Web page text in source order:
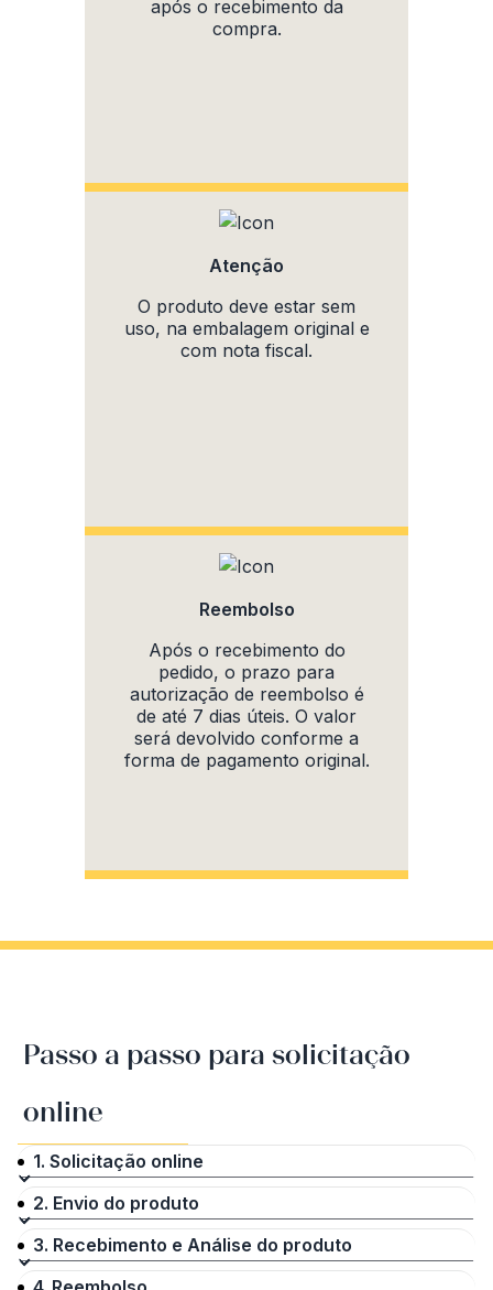
após o recebimento da
compra.
Atenção
O produto deve estar sem
uso, na embalagem original e
com nota fiscal.
Reembolso
Após o recebimento do
pedido, o prazo para
autorização de reembolso é
de até 7 dias úteis. O valor
será devolvido conforme a
forma de pagamento original.
Passo a passo para solicitação
online
1. Solicitação online
2. Envio do produto
3. Recebimento e Análise do produto